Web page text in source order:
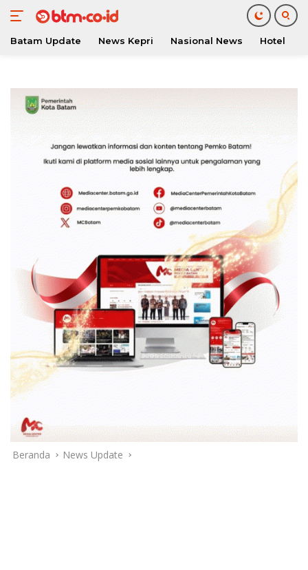
konten
Batam Update News Kepri Nasional News Hotel
Beranda News Update